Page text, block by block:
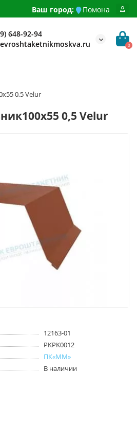
Ваш город: Помона
648-92-94
0
0,5 Velur
0,5 Velur
12163-01
PKPK0012
ПК«ММ»
В наличии